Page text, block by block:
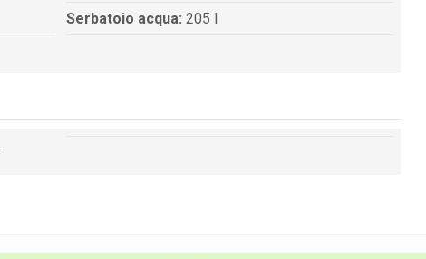
Serbatoio acqua: 205 l